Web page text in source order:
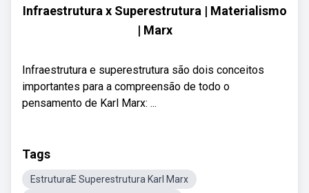
Infraestrutura x Superestrutura | Materialismo
| Marx
Infraestrutura e superestrutura são dois conceitos
importantes para a compreensão de todo o
pensamento de Karl Marx: ...
Tags
EstruturaE Superestrutura Karl Marx